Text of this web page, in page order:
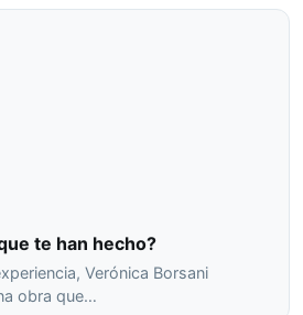
te han hecho?
Verónica Borsani
obra que…